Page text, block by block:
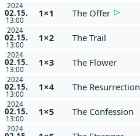
2024
02.15.
13:00
1×1 The Offer
2024
02.15.
13:00
1×2 The Trail
2024
02.15.
13:00
1×3 The Flower
2024
02.15.
13:00
1×4 The Resurrection
2024
02.15.
13:00
1×5 The Confession
2024